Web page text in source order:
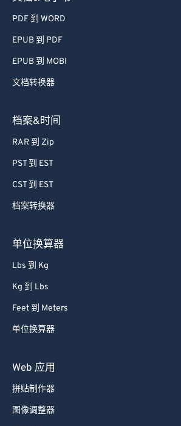
PDF 到 WORD
EPUB 到 PDF
EPUB 到 MOBI
文档转换器
档案&时间
RAR 到 Zip
PST 到 EST
CST 到 EST
档案转换器
单位换算器
Lbs 到 Kg
Kg 到 Lbs
Feet 到 Meters
单位换算器
Web 应用
拼贴制作器
图像调整器